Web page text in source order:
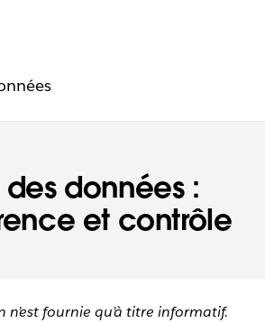
données :
et contrôle
supplémentaires
fournie qu’à titre informatif.